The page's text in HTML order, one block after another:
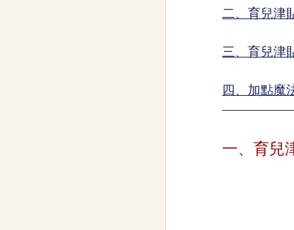
二、育兒津
三、育兒津
四、加點魔
一、育兒